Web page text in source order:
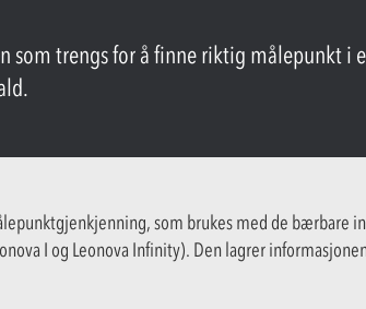
trengs for å finne riktig målepunkt i
som brukes med de bærbare
I og Leonova Infinity). Den lagrer